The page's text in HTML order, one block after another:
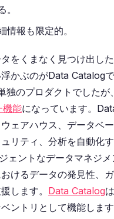
情報も限定的。
をくまなく見つけ出し
かぶのがData Catalog
のプロダクトでしたが、
機能になっています。
ェアハウス、データベ
リティ、分析を自動化
ェントなデータマネジメ
けるデータの発見性、
します。 Data Catalog
ントリとして機能します